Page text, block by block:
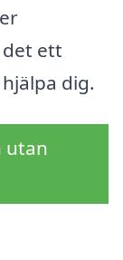
ett
dig.
utan